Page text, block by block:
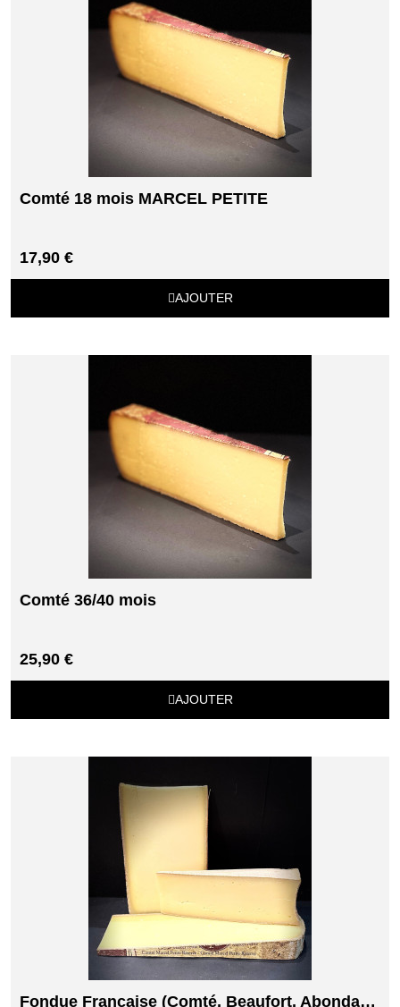
Comté 18 mois MARCEL PETITE
17,90 €
AJOUTER
Comté 36/40 mois
25,90 €
AJOUTER
Fondue Française (Comté, Beaufort, Abondance)